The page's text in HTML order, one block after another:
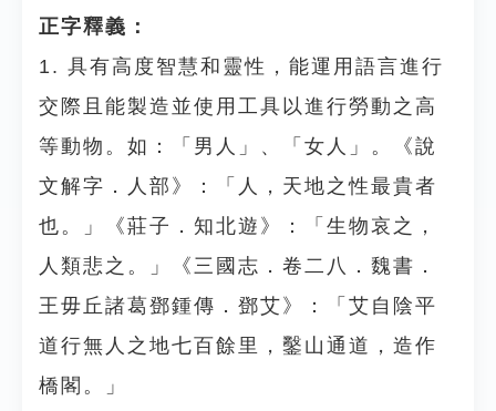
正字釋義：
1. 具有高度智慧和靈性，能運用語言進行
交際且能製造並使用工具以進行勞動之高
等動物。如：「男人」、「女人」。《說
文解字．人部》：「人，天地之性最貴者
也。」《莊子．知北遊》：「生物哀之，
人類悲之。」《三國志．卷二八．魏書．
王毋丘諸葛鄧鍾傳．鄧艾》：「艾自陰平
道行無人之地七百餘里，鑿山通道，造作
橋閣。」